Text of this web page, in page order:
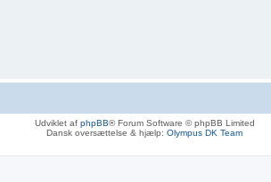
Udviklet af phpBB® Forum Software © phpBB Limited
Dansk oversættelse & hjælp: Olympus DK Team